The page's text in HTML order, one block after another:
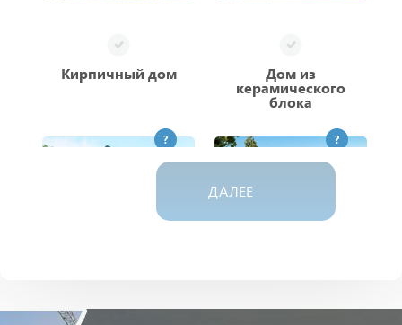
Кирпичный дом Дом из
керамического
блока
? ?
ДАЛЕЕ